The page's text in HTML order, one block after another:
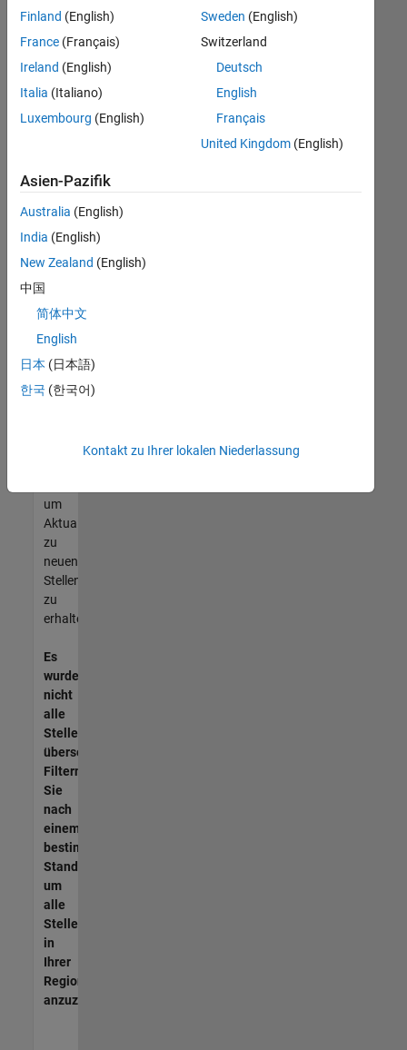
Suchkriterien
weiter
fassen
oder
alle
Stellenangebote
anzeigen .
noch
keine
offenen
Stellen
können,
die
Ihren
entsprechen,
werden
unseres
um
Aktualisierungen
zu
neuen
Stellenangeboten
zu
erhalten.
Es
wurden
nicht
alle
Stellen
übersetzt.
Filtern
Sie
nach
einem
bestimmten
Standort,
um
alle
Stellenangebote
in
Ihrer
Region
anzuzeigen.
Finland (English)
France (Français)
Ireland (English)
Italia (Italiano)
Luxembourg (English)
Sweden (English)
Switzerland
Deutsch
English
Français
United Kingdom(English)
Asien-Pazifik
Australia (English)
India (English)
New Zealand (English)
中国
简体中文
English
日本 (日本語)
한국 (한국어)
Kontakt zu Ihrer lokalen Niederlassung